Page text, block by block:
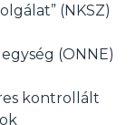
(NKSZ)
(ONNE)
kontrollált